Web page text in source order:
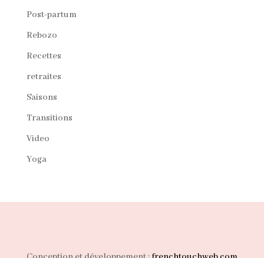
Post-partum
Rebozo
Recettes
retraites
Saisons
Transitions
Video
Yoga